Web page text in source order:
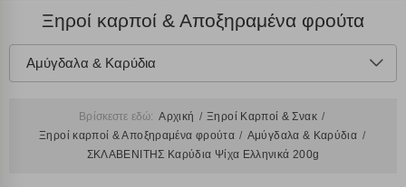
Ξηροί καρποί & Αποξηραμένα φρούτα
Αμύγδαλα & Καρύδια
Βρίσκεστε εδώ: Αρχική
Ξηροί Καρποί & Σνακ
Ξηροί καρποί & Αποξηραμένα φρούτα
Αμύγδαλα & Καρύδια
ΣΚΛΑΒΕΝΙΤΗΣ Καρύδια Ψίχα Ελληνικά 200g